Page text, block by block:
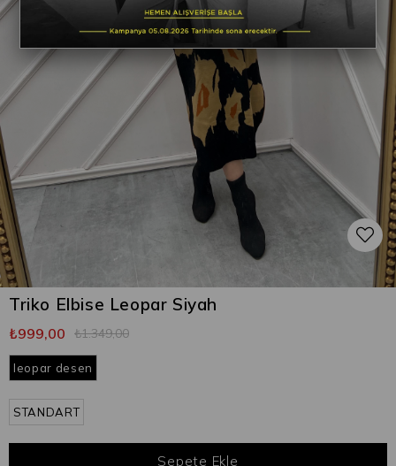
Triko Elbise Leopar Siyah
₺1.349,00
₺999,00
leopar desen
STANDART